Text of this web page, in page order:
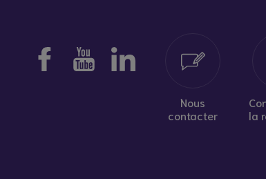
Nous
contacter
la